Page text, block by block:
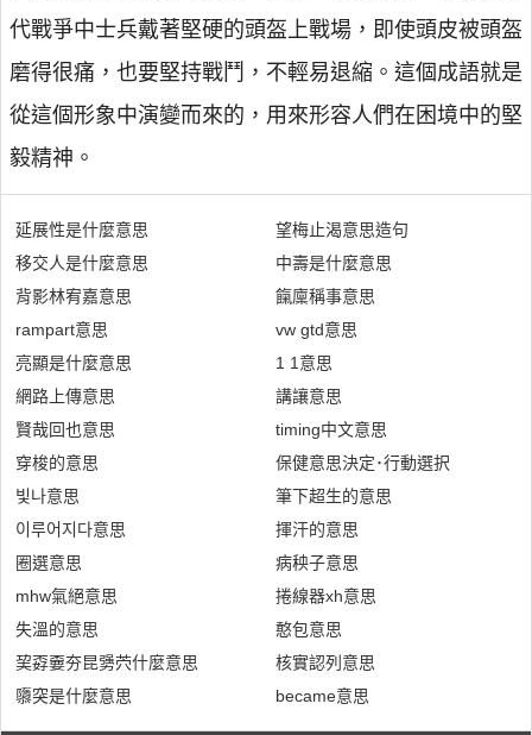
代戰爭中士兵戴著堅硬的頭盔上戰場，即使頭皮被頭盔
磨得很痛，也要堅持戰鬥，不輕易退縮。這個成語就是
從這個形象中演變而來的，用來形容人們在困境中的堅
毅精神。
延展性是什麼意思
移交人是什麼意思
背影林宥嘉意思
rampart意思
亮顯是什麼意思
網路上傳意思
賢哉回也意思
穿梭的意思
빛나意思
이루어지다意思
圈選意思
mhw氣絕意思
失溫的意思
巭孬嫑夯昆勥茓什麼意思
隳突是什麼意思
望梅止渴意思造句
中壽是什麼意思
餼廩稱事意思
vw gtd意思
1 1意思
講讓意思
timing中文意思
保健意思決定･行動選択
筆下超生的意思
揮汗的意思
病秧子意思
捲線器xh意思
憨包意思
核實認列意思
became意思